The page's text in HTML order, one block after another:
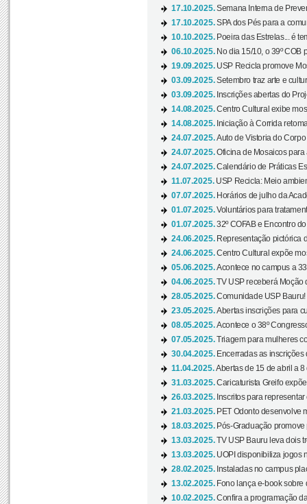
17.10.2025.Semana Interna de
17.10.2025.SPA dos Pés para a
10.10.2025. Poeira das Estrelas... é
06.10.2025. No dia 15/10, o 39º COB
19.09.2025. USP Recicla promove
03.09.2025.Setembro traz arte e
03.09.2025. Inscrições abertas do
14.08.2025.Centro Cultural exibe
14.08.2025. Iniciação à Corrida
24.07.2025.Auto de Vistoria do
24.07.2025.Oficina de Mosaicos
24.07.2025.Calendário de Práticas
11.07.2025. USP Recicla: Meio
07.07.2025. Horários de julho da
01.07.2025.Voluntários para
01.07.2025.32º COFAB e Encontro
24.06.2025. Representação pictórica
24.06.2025.Centro Cultural expõe
05.06.2025.Acontece no campus a
04.06.2025.TV USP receberá Moção
28.05.2025.Comunidade USP Bauru!
23.05.2025.Abertas inscrições para
08.05.2025.Acontece o 38º
07.05.2025.Triagem para mulheres
30.04.2025. Encerradas as inscrições
11.04.2025.Abertas de 15 de abril a
31.03.2025.Caricaturista Greifo
26.03.2025. Inscritos para
21.03.2025. PET Odonto desenvolve
18.03.2025. Pós-Graduação
13.03.2025.TV USP Bauru leva dois
13.03.2025. UOPI disponibiliza jogos
28.02.2025. Instaladas no campus
13.02.2025. Fono lança e-book sobre
10.02.2025.Confira a programação